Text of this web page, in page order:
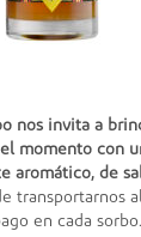
nos invita a
momento con
aromático, de
transportarnos
en cada sorbo.